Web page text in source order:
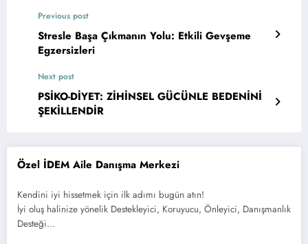
Özel İDEM Aile Danışma Merkezi
Kendini iyi hissetmek için ilk adımı bugün atın!
İyi oluş halinize yönelik Destekleyici, Koruyucu, Önleyici, Danışmanlık
Desteği…
Previous post
Stresle Başa Çıkmanın Yolu: Etkili Gevşeme
Egzersizleri
Next post
PSİKO-DİYET: ZİHİNSEL GÜCÜNLE BEDENİNİ
ŞEKİLLENDİR